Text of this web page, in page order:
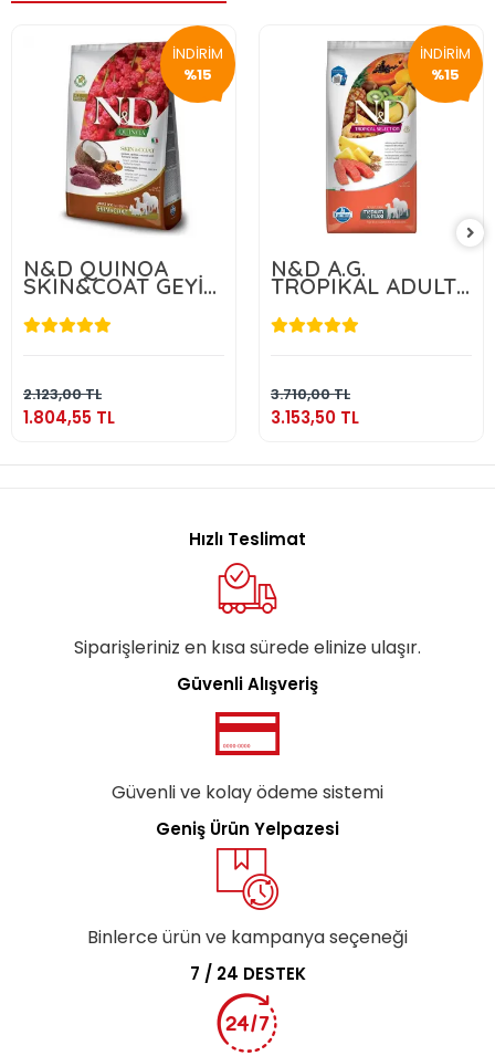
İNDİRİM
%15
N&D QUINOA
SKIN&COAT GEYİK
2.5 KG
2.123,00 TL
1.804,55 TL
1.804,55 TL
İNDİRİM
%15
N&D A.G.
TROPIKAL ADULT
MEDIUM & MAXI
SALMON 10 KG
3.710,00 TL
3.153,50 TL
3.153,50 TL
Hızlı Teslimat
Siparişleriniz en kısa sürede elinize ulaşır.
Güvenli Alışveriş
Güvenli ve kolay ödeme sistemi
Geniş Ürün Yelpazesi
Binlerce ürün ve kampanya seçeneği
7 / 24 DESTEK